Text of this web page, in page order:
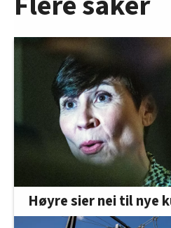
Høyre sier nei til nye